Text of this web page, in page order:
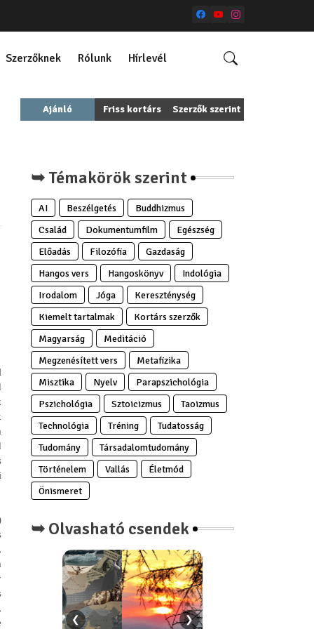
Szerzőknek Rólunk Hírlevél
Ajánló Friss kortárs Szerzők szerint
➥ Témakörök szerint
AI Beszélgetés
Buddhizmus
Család
Dokumentumfilm
Egészség
Előadás
Filozófia
Gazdaság
Hangos vers
Hangoskönyv
Indológia
Irodalom
Jóga
Kereszténység
Kiemelt tartalmak
Kortárs szerzők
Magyarság
Meditáció
Megzenésített vers
Metafizika
Misztika
Nyelv
Parapszichológia
Pszichológia
Sztoicizmus
Taoizmus
Technológia
Tréning
Tudatosság
Tudomány
Társadalomtudomány
Történelem
Vallás
Életmód
Önismeret
➥ Olvasható csendek
❮ ❯